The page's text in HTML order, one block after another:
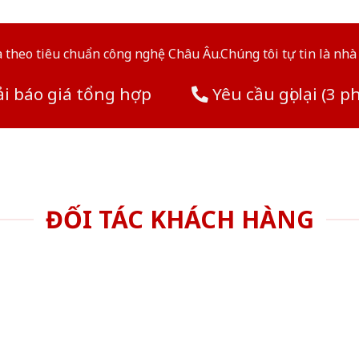
tiêu chuẩn công nghệ Châu Âu.Chúng tôi tự tin là
báo giá tổng hợp Yêu cầu gọi lại (3
ĐỐI TÁC KHÁCH HÀNG